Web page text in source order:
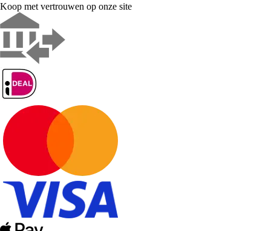
Koop met vertrouwen op onze site